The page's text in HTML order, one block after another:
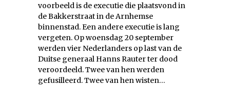
voorbeeld is de executie die plaatsvond in
de Bakkerstraat in de Arnhemse
binnenstad. Een andere executie is lang
vergeten. Op woensdag 20 september
werden vier Nederlanders op last van de
Duitse generaal Hanns Rauter ter dood
veroordeeld. Twee van hen werden
gefusilleerd. Twee van hen wisten…